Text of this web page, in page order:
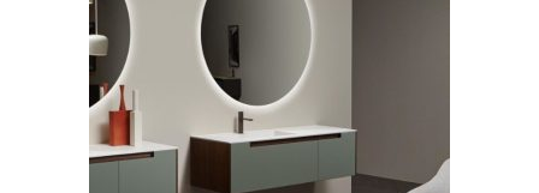
Orma by Antonio Lupi
LEGGI TUTTO